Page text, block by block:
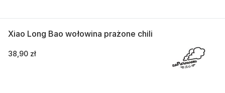
Xiao Long Bao wołowina prażone chili
38,90 zł